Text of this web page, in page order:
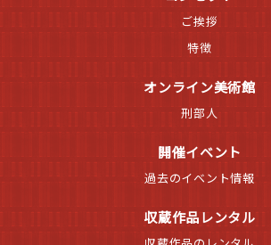
ご挨拶
特徴
オンライン美術館
刑部人
開催イベント
過去のイベント情報
収蔵作品レンタル